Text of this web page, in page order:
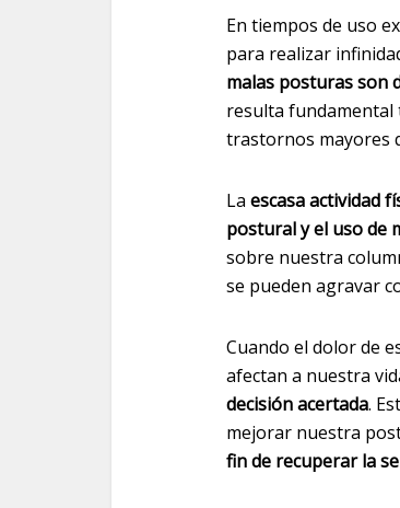
En tiempos de uso
para realizar
malas posturas son
resulta fundamental
trastornos mayores
La escasa actividad
postural y el uso de
sobre nuestra
se pueden agravar
Cuando el dolor de
afectan a nuestra
decisión acertada.
mejorar nuestra
fin de recuperar la